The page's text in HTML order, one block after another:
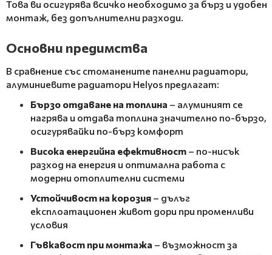
Това ви осигурява всичко необходимо за бърз и удобен
монтаж, без допълнителни разходи.
Основни предимства
В сравнение със стоманените панелни радиатори,
алуминиевите радиатори Helyos предлагат:
Бързо отдаване на топлина – алуминият се
нагрява и отдава топлина значително по-бързо,
осигурявайки по-бърз комфорт
Висока енергийна ефективност – по-нисък
разход на енергия и оптимална работа с
модерни отоплителни системи
Устойчивост на корозия – дълъг
експлоатационен живот дори при променливи
условия
Гъвкавост при монтажа – възможност за